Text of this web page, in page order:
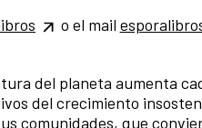
o el mail
del planeta aumenta
del crecimiento
comunidades, que